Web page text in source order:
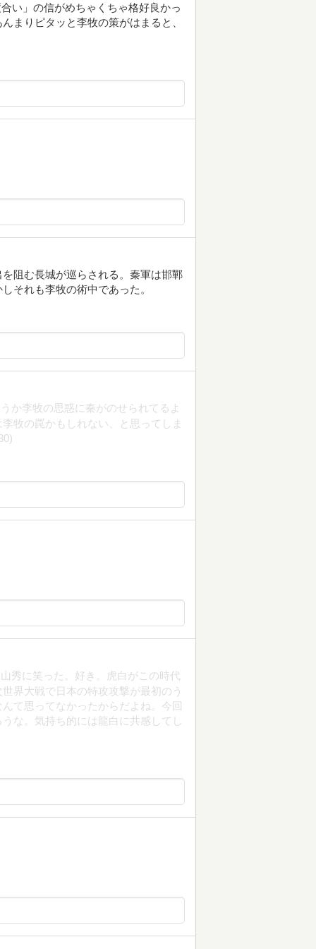
い」の信がめちゃくちゃ格好良かっ
まりピタッと李牧の策がはまると、
む長城が巡らされる。秦軍は邯鄲
それも李牧の術中であった。
か李牧の思惑に秦がのせられてるよ
牧の罠かもしれない、と思ってしま
秀に笑った。好き。虎白がこの時代
界大戦で日本の特攻攻撃が最初のう
て思ってなかったからだよね。今回
な。気持ち的には龍白に共感してし